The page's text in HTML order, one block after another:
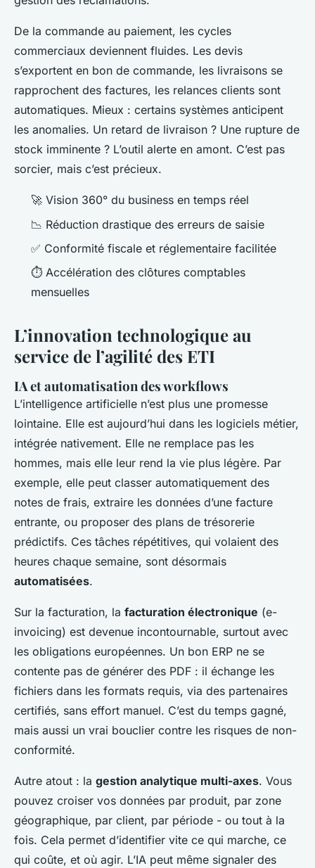
De la commande au paiement, les cycles
commerciaux deviennent fluides. Les devis
s’exportent en bon de commande, les livraisons se
rapprochent des factures, les relances clients sont
automatiques. Mieux : certains systèmes anticipent
les anomalies. Un retard de livraison ? Une rupture de
stock imminente ? L’outil alerte en amont. C’est pas
sorcier, mais c’est précieux.
🚀 Vision 360° du business en temps réel
📉 Réduction drastique des erreurs de saisie
✅ Conformité fiscale et réglementaire facilitée
⏱️ Accélération des clôtures comptables
mensuelles
L’innovation technologique au
service de l’agilité des ETI
IA et automatisation des workflows
L’intelligence artificielle n’est plus une promesse
lointaine. Elle est aujourd’hui dans les logiciels métier,
intégrée nativement. Elle ne remplace pas les
hommes, mais elle leur rend la vie plus légère. Par
exemple, elle peut classer automatiquement des
notes de frais, extraire les données d’une facture
entrante, ou proposer des plans de trésorerie
prédictifs. Ces tâches répétitives, qui volaient des
heures chaque semaine, sont désormais
automatisées.
Sur la facturation, la facturation électronique (e-
invoicing) est devenue incontournable, surtout avec
les obligations européennes. Un bon ERP ne se
contente pas de générer des PDF : il échange les
fichiers dans les formats requis, via des partenaires
certifiés, sans effort manuel. C’est du temps gagné,
mais aussi un vrai bouclier contre les risques de non-
conformité.
Autre atout : la gestion analytique multi-axes. Vous
pouvez croiser vos données par produit, par zone
géographique, par client, par période - ou tout à la
fois. Cela permet d’identifier vite ce qui marche, ce
qui coûte, et où agir. L’IA peut même signaler des